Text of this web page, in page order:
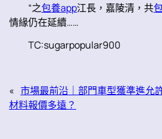
“之包養app江長，嘉陵清，共
情緣仍在延續……
TC:sugarpopular900
« 市場最前沿｜部門車型獲準進允
材料報價多遠？